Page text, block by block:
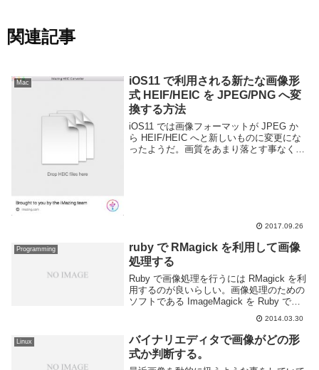
関連記事
Mac
iOS11 で利用される新たな画像形
式 HEIF/HEIC を JPEG/PNG へ変
換する方法
iOS11 では画像フォーマットが JPEG か
ら HEIF/HEIC へと新しいものに変更にな
ったようだ。画質をあまり落とす事なく従
2017.09.26
Programming
ruby で RMagick を利用して画像
処理する
Ruby で画像処理を行うには RMagick を利
用するのが良いらしい。画像処理のための
ソフトである ImageMagick を Ruby で操
作するためのもののようだ。RMagick のイ
ンストールこれでインストールは
OKRMagic...
2014.03.30
Linux
バイナリエディタで画像がどの形
式か判断する。